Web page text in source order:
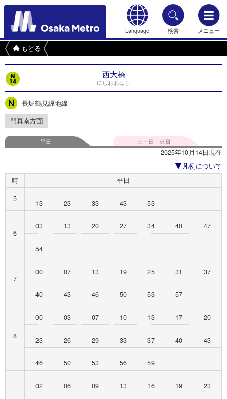
Language 検索 メニュー
もどる
西大橋
にしおおはし
長堀鶴見緑地線
門真南方面
平日 土・日・休日
2025年10月14日現在
凡例について
時
平日
5
13 23 33 43 53
6
03 13 20 27 34 40 47
54
7
00 07 13 19 25 31 37
40 43 46 50 53 57
8
00 03 07 10 13 17 20
23 26 29 33 37 40 43
46 50 53 56 59
02 06 09 13 16 19 23